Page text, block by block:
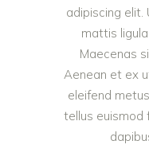
adipiscing
mattis
Maecenas
Aenean et ex
eleifend
tellus euismod